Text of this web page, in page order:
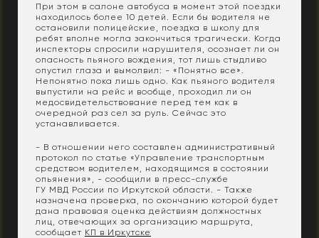
При этом в салоне автобуса в момент этой поездки
находилось более 10 детей. Если бы водителя не
остановили полицейские, поездка в школу для
ребят вполне могла закончиться трагически. Когда
инспекторы спросили нарушителя, осознает ли он
опасность пьяного вождения, тот лишь стыдливо
опустил глаза и вымолвил: - «Понятно все».
Непонятно пока лишь одно. Как пьяного водителя
выпустили на рейс и вообще, проходил ли он
медосвидетельствование перед тем как в
очередной раз сел за руль. Сейчас это
устанавливается.
- В отношении него составлен административный
протокол по статье «Управление транспортным
средством водителем, находящимся в состоянии
опьянения», - сообщили в пресс-службе
ГУ МВД России по Иркутской области. - Также
назначена проверка, по окончанию которой будет
дана правовая оценка действиям должностных
лиц, отвечающих за организацию маршрута,
сообщает КП в Иркутске